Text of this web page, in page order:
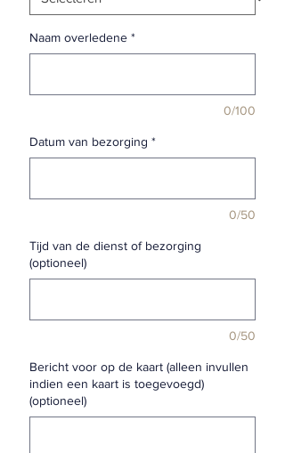
Naam overledene *
0/100
Datum van bezorging *
0/50
Tijd van de dienst of bezorging
(optioneel)
0/50
Bericht voor op de kaart (alleen invullen
indien een kaart is toegevoegd)
(optioneel)